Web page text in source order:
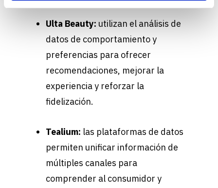
Ulta Beauty: utilizan el análisis de
datos de comportamiento y
preferencias para ofrecer
recomendaciones, mejorar la
experiencia y reforzar la
fidelización.
Tealium: las plataformas de datos
permiten unificar información de
múltiples canales para
comprender al consumidor y